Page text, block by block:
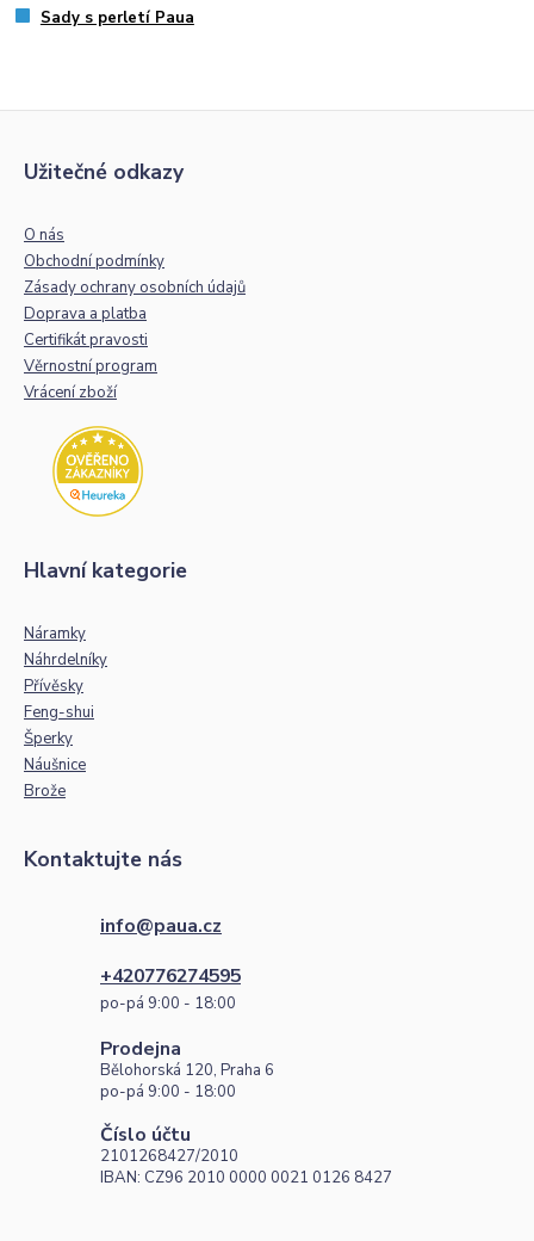
Sady s perletí Paua
Užitečné odkazy
O nás
Obchodní podmínky
Zásady ochrany osobních údajů
Doprava a platba
Certifikát pravosti
Věrnostní program
Vrácení zboží
Hlavní kategorie
Náramky
Náhrdelníky
Přívěsky
Feng-shui
Šperky
Náušnice
Brože
Kontaktujte nás
info@paua.cz
+420776274595
po-pá 9:00 - 18:00
Prodejna
Bělohorská 120, Praha 6
po-pá 9:00 - 18:00
Číslo účtu
2101268427/2010
IBAN: CZ96 2010 0000 0021 0126 8427